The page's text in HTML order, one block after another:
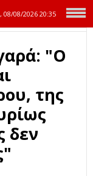
08/08/202620:35
"O
της
δεν